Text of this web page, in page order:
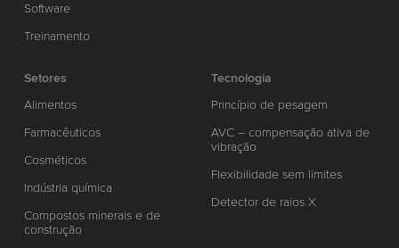
Software
Treinamento
Setores
Alimentos
Farmacêuticos
Cosméticos
Indústria química
Compostos minerais e de
construção
Tecnologia
Princípio de pesagem
AVC – compensação ativa de
vibração
Flexibilidade sem limites
Detector de raios X